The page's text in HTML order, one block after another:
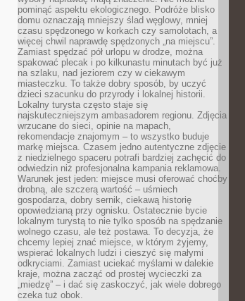
pominąć aspektu ekologicznego. Podróże blisko
domu oznaczają mniejszy ślad węglowy, mniej
czasu spędzonego w korkach czy samolotach, a
więcej chwil naprawdę spędzonych „na miejscu”.
Zamiast spędzać pół urlopu w drodze, można
spakować plecak i po kilkunastu minutach być już
na szlaku, nad jeziorem czy w ciekawym
miasteczku. To także dobry sposób, by uczyć
dzieci szacunku do przyrody i lokalnej historii.
Lokalny turysta często staje się
najskuteczniejszym ambasadorem regionu. Zdjęcia
wrzucane do sieci, opinie na mapach,
rekomendacje znajomym – to wszystko buduje
markę miejsca. Czasem jedno autentyczne zdjęcie
z niedzielnego spaceru potrafi bardziej zachęcić do
odwiedzin niż profesjonalna kampania reklamowa.
Warunek jest jeden: miejsce musi oferować choćby
drobną, ale szczerą wartość – uśmiech
gospodarza, dobry sernik, ciekawą historię
opowiedzianą przy ognisku. Ostatecznie bycie
lokalnym turystą to nie tylko sposób na spędzanie
wolnego czasu, ale też postawa. To decyzja, że
chcemy lepiej znać miejsce, w którym żyjemy,
wspierać lokalnych ludzi i cieszyć się małymi
odkryciami. Zamiast uciekać myślami w dalekie
kraje, można zacząć od prostej wycieczki za
„miedzę” – i dać się zaskoczyć, jak wiele dobrego
czeka tuż obok.